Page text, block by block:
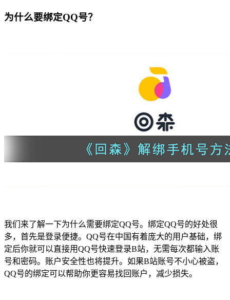
为什么要绑定QQ号？
我们来了解一下为什么需要绑定QQ号。绑定QQ号的好处很
多，首先是登录便捷。QQ号在中国有着庞大的用户基础，绑
定后你就可以直接用QQ号快速登录B站，无需每次都输入账
号和密码。账户安全性也将提升。如果B站账号不小心被盗，
QQ号的绑定可以帮助你更容易找回账户，减少损失。